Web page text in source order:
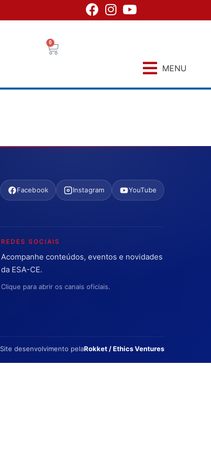
0
MENU
Facebook Instagram YouTube
REDES SOCIAIS
Acompanhe conteúdos, eventos e novidades
da ESA-CE.
Clique para abrir os canais oficiais.
Site desenvolvimento pelaRokket / Ethics Ventures